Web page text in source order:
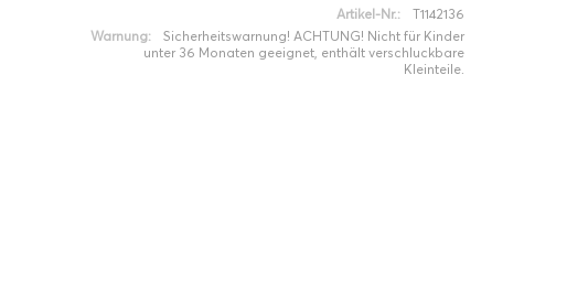
Artikel-Nr.:
T1142136
Warnung:
Sicherheitswarnung! ACHTUNG! Nicht für Kinder
unter 36 Monaten geeignet, enthält verschluckbare
Kleinteile.